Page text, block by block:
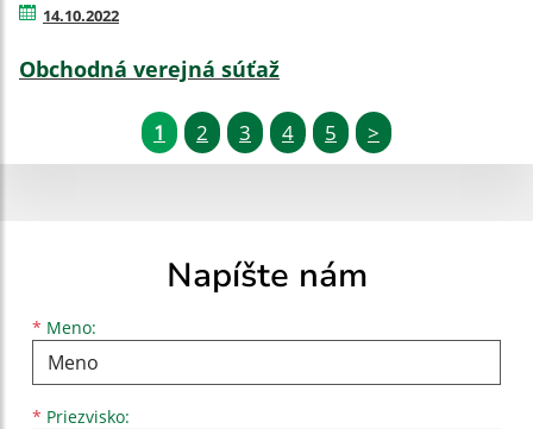
14.10.2022
Obchodná verejná súťaž
1 2 3 4 5 >
Napíšte nám
* Meno:
Meno
* Priezvisko:
Priezvisko
E-mailová adresa